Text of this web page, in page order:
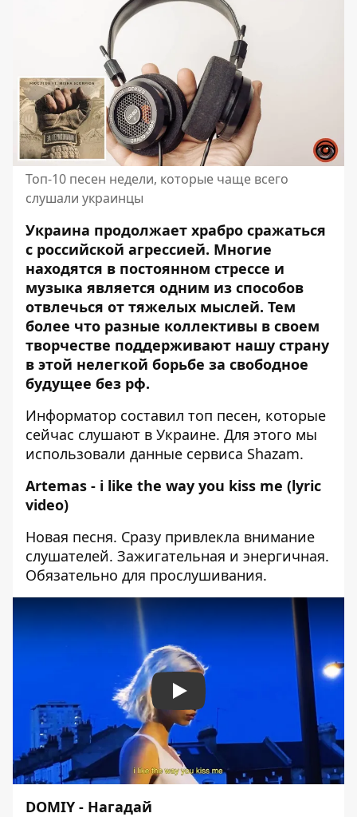
Топ-10 песен недели, которые чаще всего
слушали украинцы
Украина продолжает храбро сражаться
с российской агрессией. Многие
находятся в постоянном стрессе и
музыка является одним из способов
отвлечься от тяжелых мыслей. Тем
более что разные коллективы в своем
творчестве поддерживают нашу страну
в этой нелегкой борьбе за свободное
будущее без рф.
Информатор составил топ песен, которые
сейчас слушают в Украине. Для этого мы
использовали данные сервиса Shazam.
Artemas - i like the way you kiss me (lyric
video)
Новая песня. Сразу привлекла внимание
слушателей. Зажигательная и энергичная.
Обязательно для прослушивания.
Play
DOMIY - Нагадай